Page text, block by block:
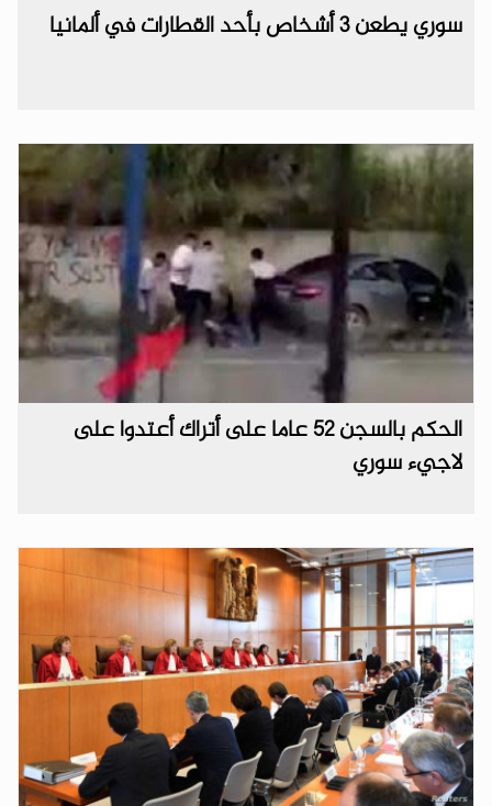
سوري يطعن 3 أشخاص بأحد القطارات في ألمانيا
الحكم بالسجن 52 عاما على أتراك أعتدوا على
لاجيء سوري